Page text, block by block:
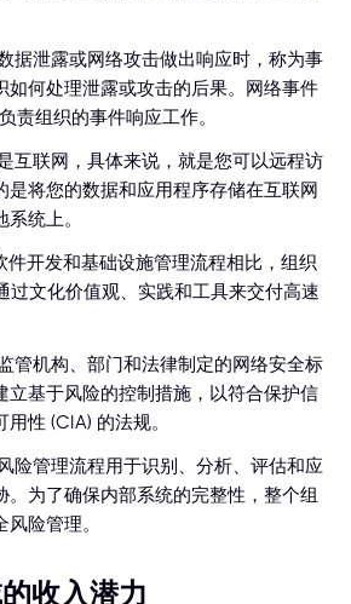
据泄露或网络攻击做出响应时，称为事
如何处理泄露或攻击的后果。网络事件
责组织的事件响应工作。
互联网，具体来说，就是您可以远程访
是将您的数据和应用程序存储在互联网
统上。
件开发和基础设施管理流程相比，组织
过文化价值观、实践和工具来交付高速
管机构、部门和法律制定的网络安全标
立基于风险的控制措施，以符合保护信
性 (CIA) 的法规。
险管理流程用于识别、分析、评估和应
。为了确保内部系统的完整性，整个组
险管理。
收入潜力